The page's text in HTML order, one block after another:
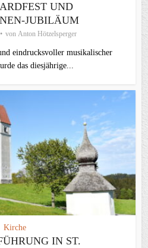
UND
JUBILÄUM
von Anton Hötzelsperger
eindrucksvoller musikalischer
das diesjährige...
Kirche
IN ST.